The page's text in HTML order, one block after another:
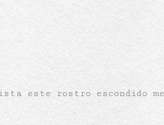
este rostro escondido